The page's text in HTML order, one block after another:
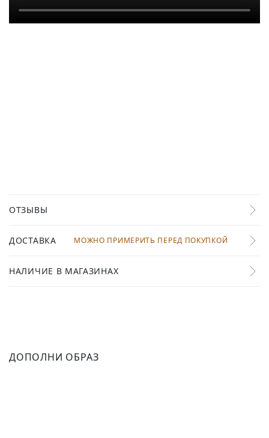
ОТЗЫВЫ
ДОСТАВКА МОЖНО ПРИМЕРИТЬ ПЕРЕД ПОКУПКОЙ
НАЛИЧИЕ В МАГАЗИНАХ
ДОПОЛНИ ОБРАЗ